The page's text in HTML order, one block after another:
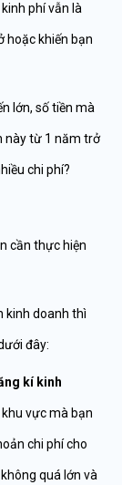
phí vẫn là
hoặc khiến bạn
lớn, số tiền mà
này từ 1 năm trở
chi phí?
cần thực hiện
kinh doanh thì
đây:
kí kinh
vực mà bạn
chi phí cho
quá lớn và